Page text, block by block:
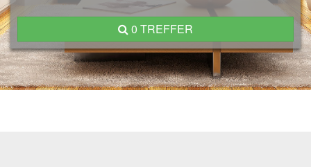
0 TREFFER